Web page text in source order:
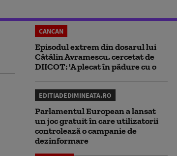
CANCAN
Episodul extrem din dosarul lui
Cătălin Avramescu, cercetat de
DIICOT: 'A plecat în pădure cu o
EDITIADEDIMINEATA.RO
Parlamentul European a lansat
un joc gratuit în care utilizatorii
controlează o campanie de
dezinformare